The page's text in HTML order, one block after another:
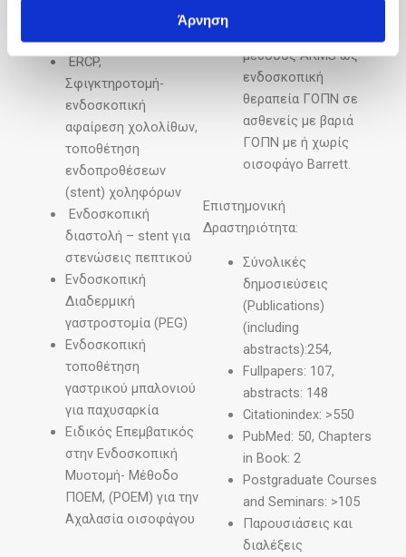
Άρνηση
εγχείρηση
ERCP,
Σφιγκτηροτομή-
ενδοσκοπική
αφαίρεση χολολίθων,
τοποθέτηση
ενδοπροθέσεων
(stent) χοληφόρων
Ενδοσκοπική
διαστολή – stent για
στενώσεις πεπτικού
Ενδοσκοπική
Διαδερμική
γαστροστομία (PEG)
Ενδοσκοπική
τοποθέτηση
γαστρικού μπαλονιού
για παχυσαρκία
Ειδικός Επεμβατικός
στην Ενδοσκοπική
Μυοτομή- Μέθοδο
ΠΟΕΜ, (POEM) για την
Αχαλασία οισοφάγου
μέθοδος ΑRMS ως
ενδοσκοπική
θεραπεία ΓΟΠΝ σε
ασθενείς με βαριά
ΓΟΠΝ με ή χωρίς
οισοφάγο Barrett.
Επιστημονική
Δραστηριότητα:
Σύνολικές
δημοσιεύσεις
(Publications)
(including
abstracts):254,
Fullpapers: 107,
abstracts: 148
Citationindex: >550
PubMed: 50, Chapters
in Book: 2
Postgraduate Courses
and Seminars: >105
Παρουσιάσεις και
διαλέξεις